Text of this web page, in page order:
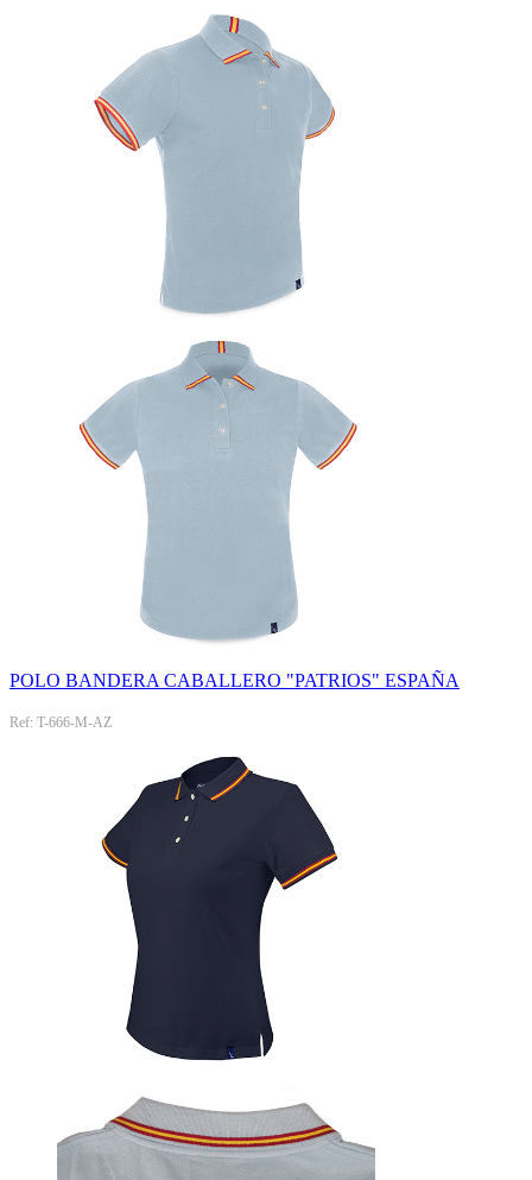
POLO BANDERA CABALLERO "PATRIOS" ESPAÑA
Ref: T-666-M-AZ